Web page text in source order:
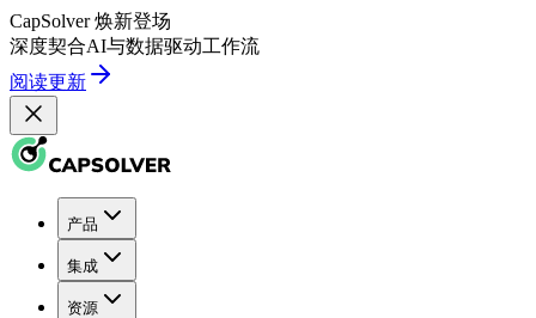
CapSolver 焕新登场
深度契合AI与数据驱动工作流
阅读更新
产品
集成
资源